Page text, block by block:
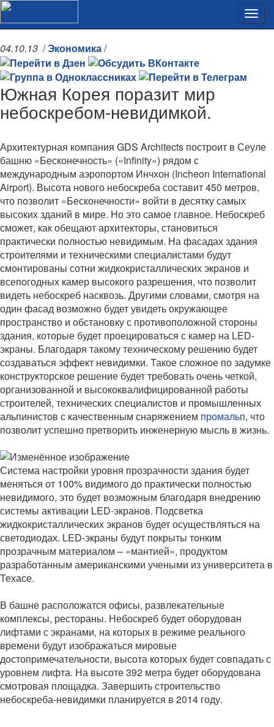
04.10.13 /Экономика/
Южная Корея поразит мир
небоскребом-невидимкой.
Архитектурная компания GDS Architects построит в Сеуле
башню «Бесконечность» («Infinity») рядом с
международным аэропортом Инчхон (Incheon International
Airport). Высота нового небоскреба составит 450 метров,
что позволит «Бесконечности» войти в десятку самых
высоких зданий в мире. Но это самое главное. Небоскреб
сможет, как обещают архитекторы, становиться
практически полностью невидимым. На фасадах здания
строителями и техническими специалистами будут
смонтированы сотни жидкокристаллических экранов и
всепогодных камер высокого разрешения, что позволит
видеть небоскреб насквозь. Другими словами, смотря на
один фасад возможно будет увидеть окружающее
пространство и обстановку с противоположной стороны
здания, которые будет проецироваться с камер на LED-
экраны. Благодаря такому техническому решению будет
создаваться эффект невидимки. Такое сложное по задумке
конструкторское решение будет требовать очень четкой,
организованной и высококвалифицированной работы
строителей, технических специалистов и промышленных
альпинистов с качественным снаряжением промальп, что
позволит успешно претворить инженерную мысль в жизнь.
Система настройки уровня прозрачности здания будет
меняться от 100% видимого до практически полностью
невидимого, это будет возможным благодаря внедрению
системы активации LED-экранов. Подсветка
жидкокристаллических экранов будет осуществляться на
светодиодах. LED-экраны будут покрыты тонким
прозрачным материалом – «мантией», продуктом
разработанным американскими учеными из университета в
Техасе.
В башне расположатся офисы, развлекательные
комплексы, рестораны. Небоскреб будет оборудован
лифтами с экранами, на которых в режиме реального
времени будут изображаться мировые
достопримечательности, высота которых будет совпадать с
уровнем лифта. На высоте 392 метра будет оборудована
смотровая площадка. Завершить строительство
небоскреба-невидимки планируется в 2014 году.